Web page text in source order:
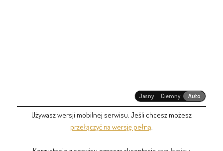
Jasny Ciemny Auto
Używasz wersji mobilnej serwisu. Jeśli chcesz możesz
przełączyć na wersję pełną